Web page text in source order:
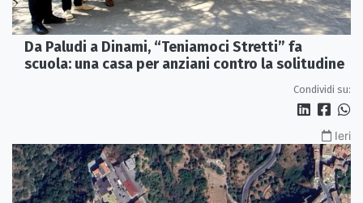
Da Paludi a Dinami, “Teniamoci Stretti” fa
scuola: una casa per anziani contro la solitudine
Condividi su:
Ieri